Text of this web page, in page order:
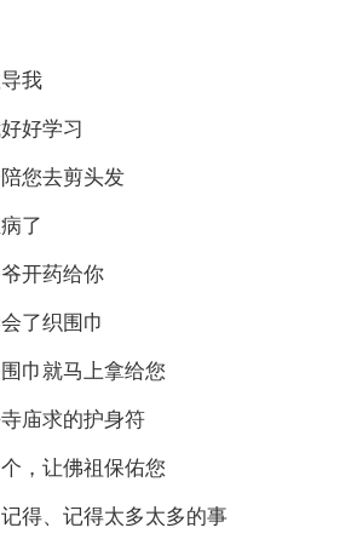
我
好学习
您去剪头发
了
开药给你
了织围巾
就马上拿给您
庙求的护身符
让佛祖保佑您
、记得太多太多的事